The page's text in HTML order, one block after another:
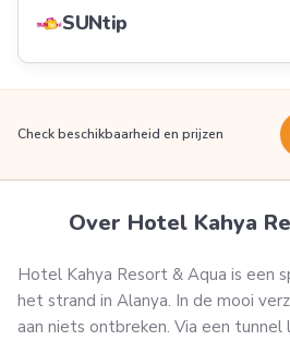
SUNtip
Check beschikbaarheid en prijzen
Over Hotel Kahya
Hotel Kahya Resort & Aqua is een
het strand in Alanya. In de mooi
aan niets ontbreken. Via een